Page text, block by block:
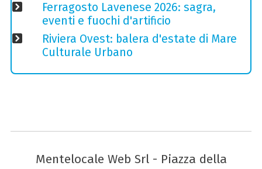
Ferragosto Lavenese 2026: sagra,
eventi e fuochi d'artificio
Riviera Ovest: balera d'estate di Mare
Culturale Urbano
Mentelocale Web Srl - Piazza della